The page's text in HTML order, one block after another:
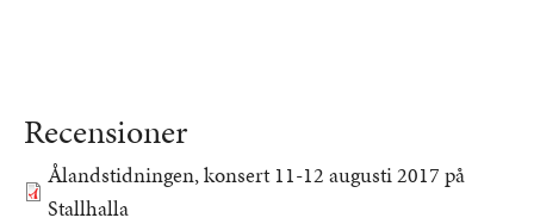
Recensioner
Dokument
Ålandstidningen, konsert 11-12 augusti 2017 på
Stallhalla